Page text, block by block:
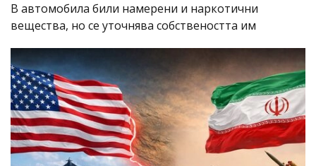
В автомобила били намерени и наркотични
вещества, но се уточнява собствеността им